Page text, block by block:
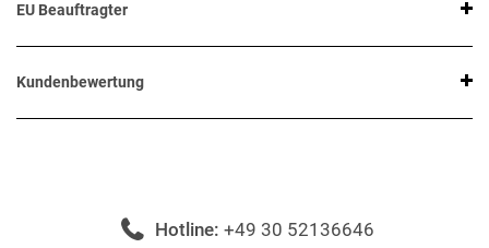
EU Beauftragter
Kundenbewertung
Hotline: +49 30 52136646